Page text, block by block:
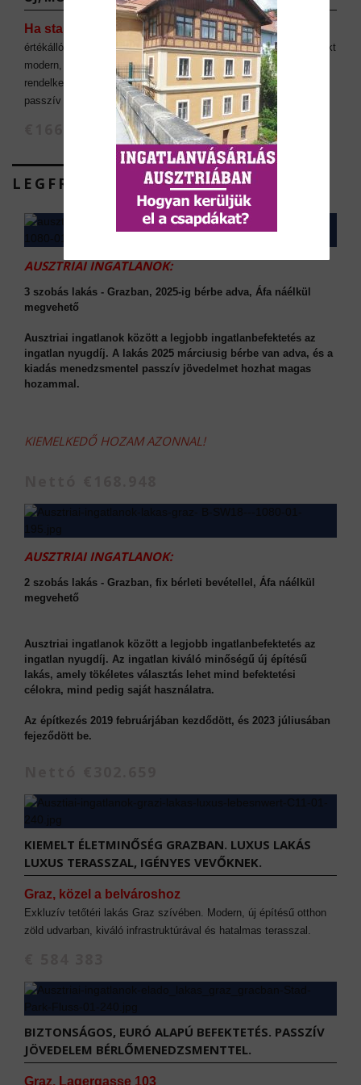
Ha stabil bérleti piacot,kiváló infrastruktúrát és
értékállóságot keres, Graz ideális választás lehet. Az épülő projekt
modern, energiahatékony, és kiváló közlekedési kapcsolatokkal
rendelkezik. A lakások kiadása könnyen kiszervezhető, így
passzív jövedelemszerzési lehetőséget is kínál.
€166.762 (nettó ár)
LEGFRISSEBB AJÁNLATAINK
AUSZTRIAI INGATLANOK:
3 szobás lakás - Grazban, 2025-ig bérbe adva, Áfa náélkül
megvehető
Ausztriai ingatlanok között a legjobb ingatlanbefektetés az
ingatlan nyugdíj. A lakás 2025 márciusig bérbe van adva, és a
kiadás menedzsmentel passzív jövedelmet hozhat magas
hozammal.
KIEMELKEDŐ HOZAM AZONNAL!
AUSZTRIAI INGATLANOK:
2 szobás lakás - Grazban, fix bérleti bevétellel, Áfa náélkül
megvehető
Ausztriai ingatlanok között a legjobb ingatlanbefektetés az
ingatlan nyugdíj. Az ingatlan kiváló minőségű új építésű
lakás, amely tökéletes választás lehet mind befektetési
célokra, mind pedig saját használatra.
Az építkezés 2019 februárjában kezdődött, és 2023 júliusában
fejeződött be.
KIEMELT ÉLETMINŐSÉG GRAZBAN. LUXUS LAKÁS
LUXUS TERASSZAL, IGÉNYES VEVŐKNEK.
Graz, közel a belvároshoz
Exkluzív tetőtéri lakás Graz szívében. Modern, új építésű otthon
zöld udvarban, kiváló infrastruktúrával és hatalmas terasszal.
BIZTONSÁGOS, EURÓ ALAPÚ BEFEKTETÉS. PASSZÍV
JÖVEDELEM BÉRLŐMENEDZSMENTTEL.
Graz, Lagergasse 103